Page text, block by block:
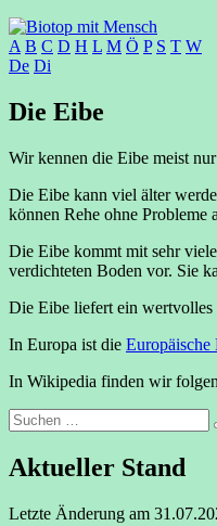
A B C D H L M Ö P S T W
De Di
Die Eibe
Wir kennen die Eibe meist
Die Eibe kann viel älter
können Rehe ohne Probleme
Die Eibe kommt mit sehr
verdichteten Boden vor. Sie
Die Eibe liefert ein wertvolles
In Europa ist die Europäische
In Wikipedia finden wir
Suchen
nach:
Aktueller Stand
Letzte Änderung am